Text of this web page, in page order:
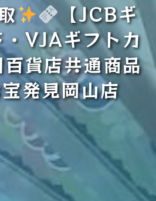
【JCBギ
・VJAギフトカ
貨店共通商品
発見岡山店